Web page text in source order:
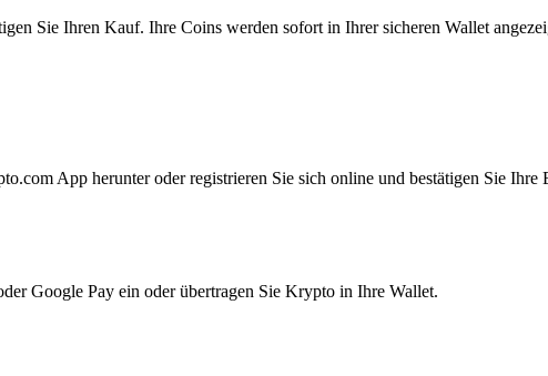
Sie Ihren Kauf. Ihre Coins werden sofort in Ihrer sicheren Wallet
App herunter oder registrieren Sie sich online und bestätigen Sie Ihre
Google Pay ein oder übertragen Sie Krypto in Ihre Wallet.